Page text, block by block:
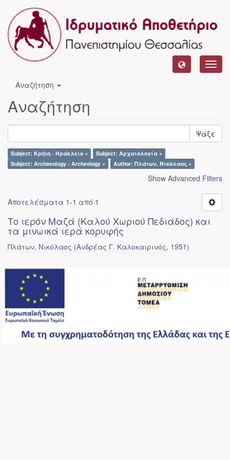
Αναζήτηση
Αναζήτηση
Ψάξε
Subject: Κρήτη - Ηράκλειο ×
Subject: Αρχαιολογία ×
Subject: Archaeology - Archeology ×
Author: Πλάτων, Νικόλαος ×
Show Advanced Filters
Αποτελέσματα 1-1 από 1
Το ιερόν Μαζά (Καλού Χωριού Πεδιάδος) και
τα μινωικά ιερά κορυφής
Πλάτων, Νικόλαος (Ανδρέας Γ. Καλοκαιρινός, 1951)